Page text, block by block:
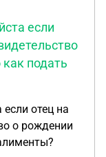
если
подать
отец на
о рождении